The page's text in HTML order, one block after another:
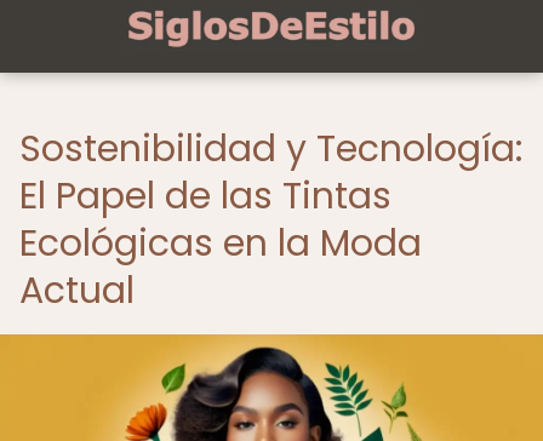
Sostenibilidad y Tecnología:
El Papel de las Tintas
Ecológicas en la Moda
Actual